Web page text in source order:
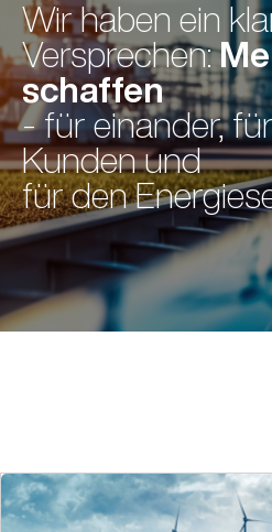
Wir haben ein
Versprechen:
schaffen
- für einander,
Kunden und
für den